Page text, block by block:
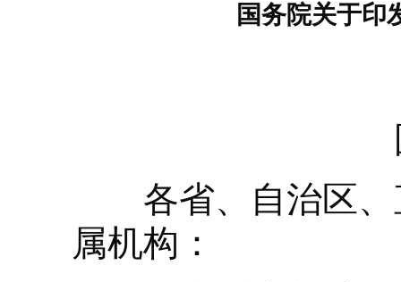
国务院关于印
各省、自治区、
属机构：